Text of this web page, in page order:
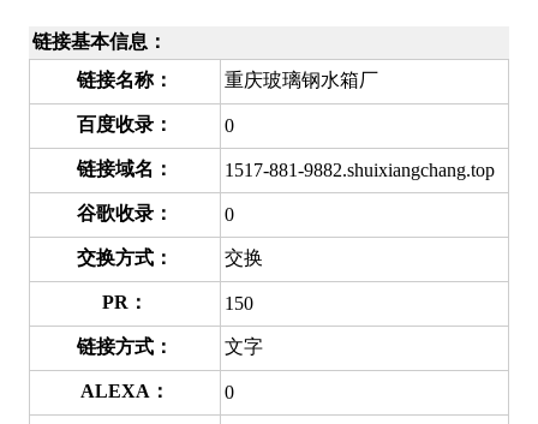
链接基本信息：
链接名称：
重庆玻璃钢水箱厂
百度收录： 0
链接域名： 1517-881-9882.shuixiangchang.top
谷歌收录： 0
交换方式： 交换
PR： 150
链接方式： 文字
ALEXA： 0